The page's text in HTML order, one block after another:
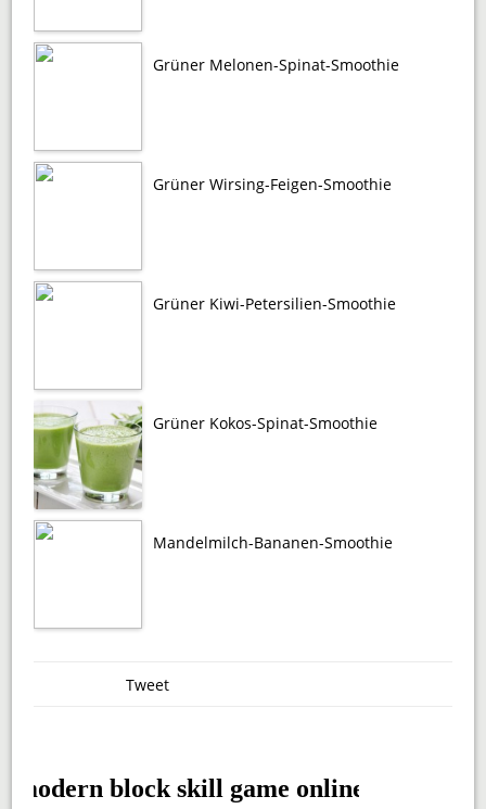
Grüner Melonen-Spinat-Smoothie
Grüner Wirsing-Feigen-Smoothie
Grüner Kiwi-Petersilien-Smoothie
Grüner Kokos-Spinat-Smoothie
Mandelmilch-Bananen-Smoothie
Tweet